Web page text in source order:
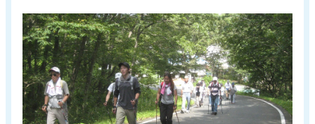
グルメ・買う 体験
アウトドア 寺社・歴史
新着情報 電子パンフレット